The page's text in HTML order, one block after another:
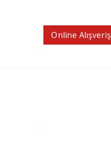
Online Alışveriş